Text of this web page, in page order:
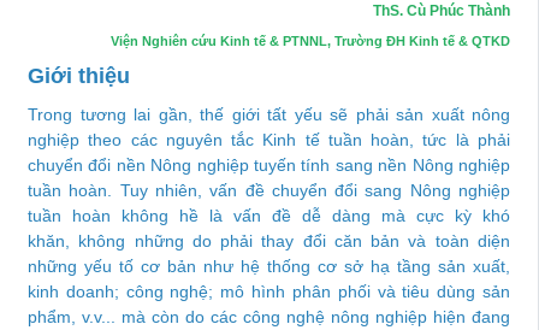
ThS. Cù Phúc Thành
Viện Nghiên cứu Kinh tế & PTNNL, Trường ĐH Kinh tế & QTKD
Giới thiệu
Trong tương lai gần, thế giới tất yếu sẽ phải sản xuất nông
nghiệp theo các nguyên tắc Kinh tế tuần hoàn, tức là phải
chuyển đổi nền Nông nghiệp tuyến tính sang nền Nông nghiệp
tuần hoàn. Tuy nhiên, vấn đề chuyển đổi sang Nông nghiệp
tuần hoàn không hề là vấn đề dễ dàng mà cực kỳ khó
khăn, không những do phải thay đổi căn bản và toàn diện
những yếu tố cơ bản như hệ thống cơ sở hạ tầng sản xuất,
kinh doanh; công nghệ; mô hình phân phối và tiêu dùng sản
phẩm, v.v... mà còn do các công nghệ nông nghiệp hiện đang